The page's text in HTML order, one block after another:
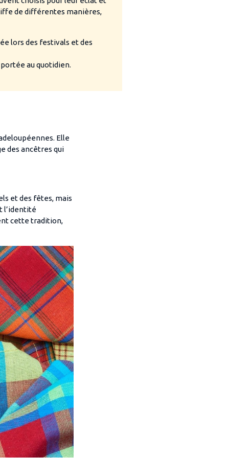
de différentes manières,
lors des festivals et des
au quotidien.
Elle
des ancêtres qui
et des fêtes, mais
l’identité
cette tradition,